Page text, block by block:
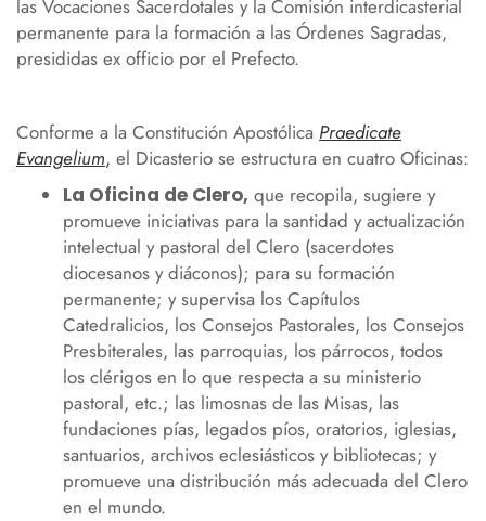
las Vocaciones Sacerdotales y la Comisión interdicasterial
permanente para la formación a las Órdenes Sagradas,
presididas ex officio por el Prefecto.
Conforme a la Constitución Apostólica Praedicate
Evangelium, el Dicasterio se estructura en cuatro Oficinas:
La Oficina de Clero, que recopila, sugiere y
promueve iniciativas para la santidad y actualización
intelectual y pastoral del Clero (sacerdotes
diocesanos y diáconos); para su formación
permanente; y supervisa los Capítulos
Catedralicios, los Consejos Pastorales, los Consejos
Presbiterales, las parroquias, los párrocos, todos
los clérigos en lo que respecta a su ministerio
pastoral, etc.; las limosnas de las Misas, las
fundaciones pías, legados píos, oratorios, iglesias,
santuarios, archivos eclesiásticos y bibliotecas; y
promueve una distribución más adecuada del Clero
en el mundo.